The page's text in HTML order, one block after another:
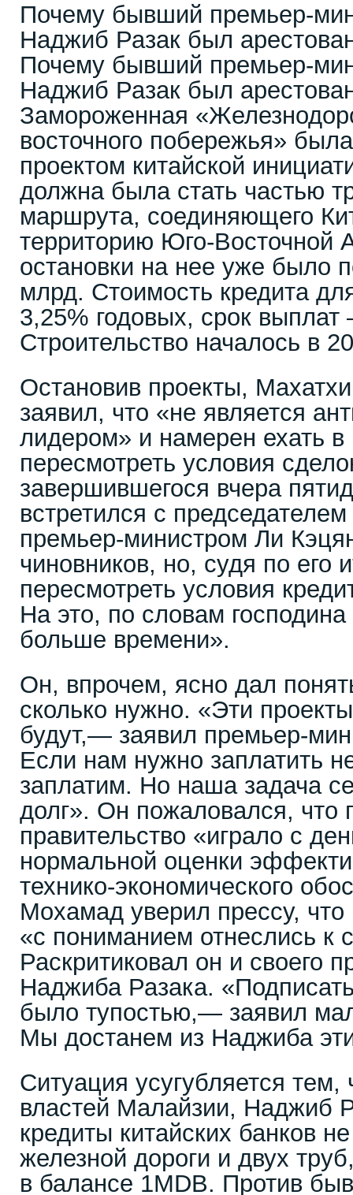
Почему бывший премьер-
Наджиб Разак был
Почему бывший премьер-
Наджиб Разак был
Замороженная
восточного побережья»
проектом китайской
должна была стать частью
маршрута, соединяющего
территорию Юго-Восточной
остановки на нее уже было
млрд. Стоимость кредита
3,25% годовых, срок
Строительство началось в
Остановив проекты,
заявил, что «не является
лидером» и намерен ехать
пересмотреть условия
завершившегося вчера
встретился с
премьер-министром Ли
чиновников, но, судя по его
пересмотреть условия
На это, по словам
больше времени».
Он, впрочем, ясно дал
сколько нужно. «Эти
будут,— заявил премьер-
Если нам нужно заплатить
заплатим. Но наша задача
долг». Он пожаловался,
правительство «играло с
нормальной оценки
технико-экономического
Мохамад уверил прессу, что
«с пониманием отнеслись к
Раскритиковал он и своего
Наджиба Разака.
было тупостью,— заявил
Мы достанем из Наджиба
Ситуация усугубляется
властей Малайзии, Наджиб
кредиты китайских банков
железной дороги и двух
в балансе 1MDB. Против